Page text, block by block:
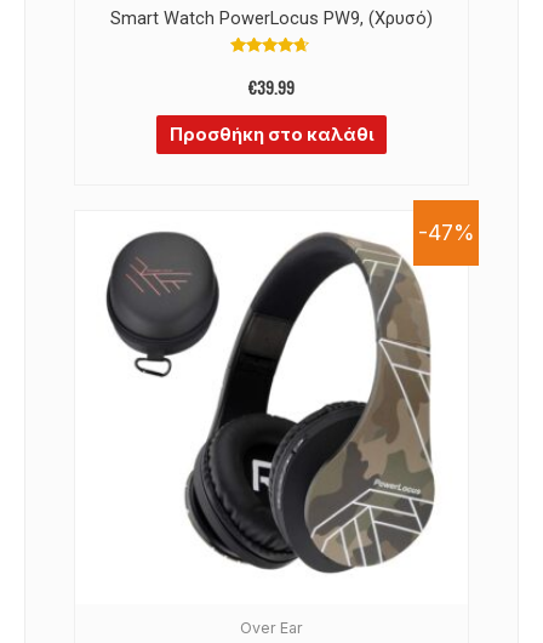
Smart Watch PowerLocus PW9, (Χρυσό)
με
4.50
€39.99
Προσθήκη στο καλάθι
-47%
Over Ear